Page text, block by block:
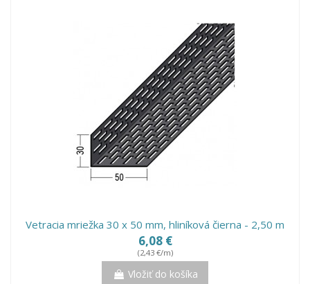
Vetracia mriežka 30 x 50 mm, hliníková čierna - 2,50 m
6,08 €
(2,43 €/m)
Vložiť do košíka